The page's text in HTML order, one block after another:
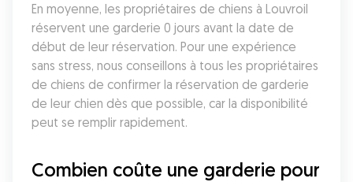
En moyenne, les propriétaires de chiens à Louvroil
réservent une garderie 0 jours avant la date de
début de leur réservation. Pour une expérience
sans stress, nous conseillons à tous les propriétaires
de chiens de confirmer la réservation de garderie
de leur chien dès que possible, car la disponibilité
peut se remplir rapidement.
Combien coûte une garderie pour